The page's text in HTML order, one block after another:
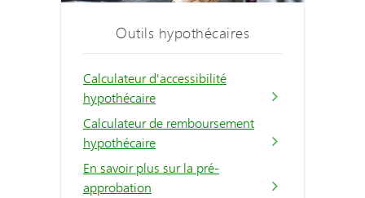
Outils hypothécaires
Calculateur d'accessibilité
hypothécaire
Calculateur de remboursement
hypothécaire
En savoir plus sur la pré-
approbation